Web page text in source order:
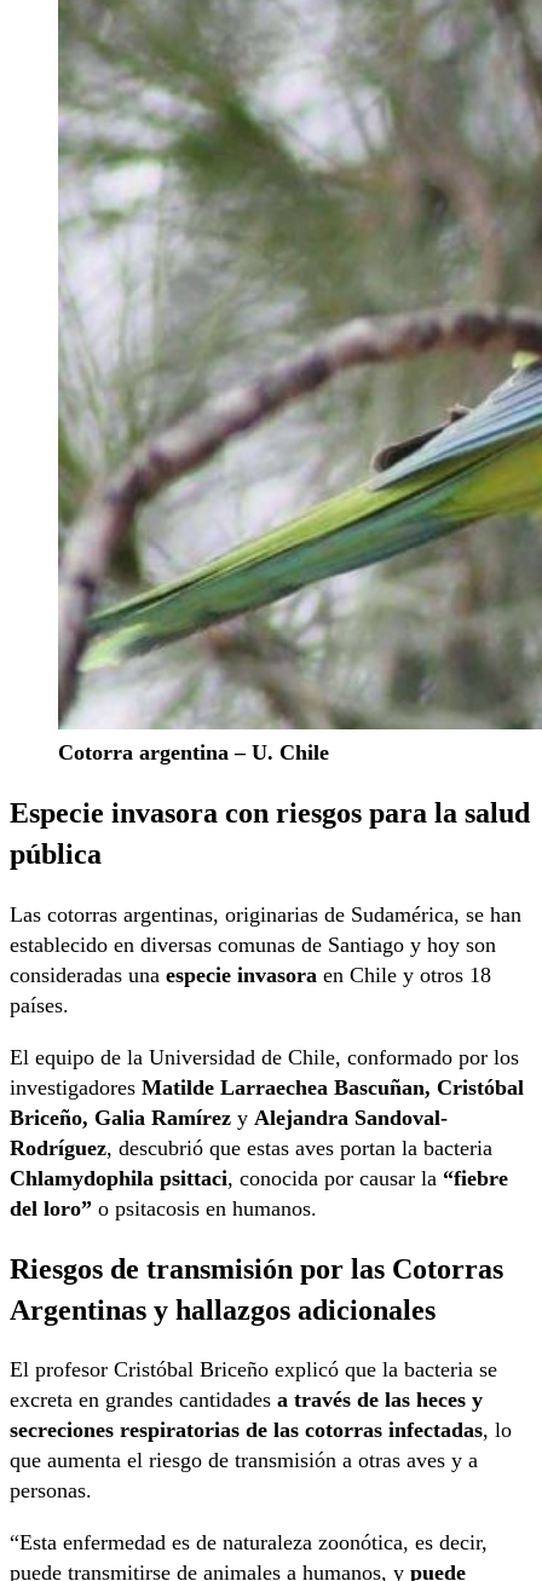
Cotorra argentina – U. Chile
Especie invasora con riesgos para la salud
pública
Las cotorras argentinas, originarias de Sudamérica, se han
establecido en diversas comunas de Santiago y hoy son
consideradas una especie invasora en Chile y otros 18
países.
El equipo de la Universidad de Chile, conformado por los
investigadores Matilde Larraechea Bascuñan, Cristóbal
Briceño, Galia Ramírez y Alejandra Sandoval-
Rodríguez, descubrió que estas aves portan la bacteria
Chlamydophila psittaci, conocida por causar la “fiebre
del loro” o psitacosis en humanos.
Riesgos de transmisión por las Cotorras
Argentinas y hallazgos adicionales
El profesor Cristóbal Briceño explicó que la bacteria se
excreta en grandes cantidades a través de las heces y
secreciones respiratorias de las cotorras infectadas, lo
que aumenta el riesgo de transmisión a otras aves y a
personas.
“Esta enfermedad es de naturaleza zoonótica, es decir,
puede transmitirse de animales a humanos, y puede